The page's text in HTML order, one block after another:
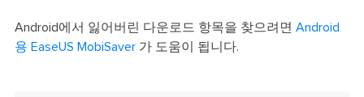
Android에서 잃어버린 다운로드 항목을 찾으려면 Android
용 EaseUS MobiSaver가 도움이 됩니다.